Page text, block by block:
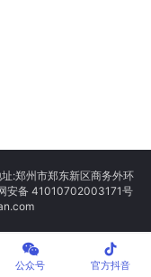
:郑州市郑东新区商务外环
安备 41010702003171号
公众号
tiktok
官方抖音